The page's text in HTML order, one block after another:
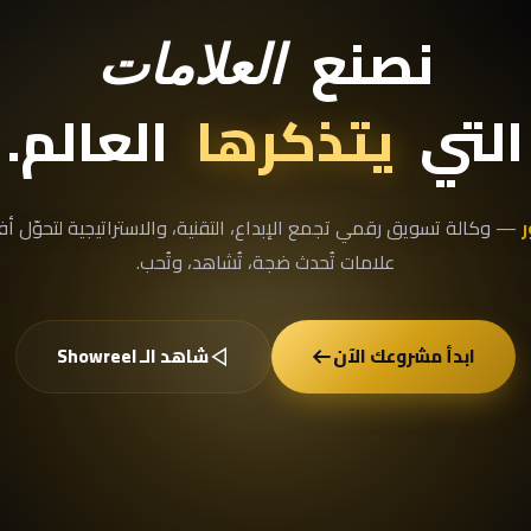
نصنع العلامات
التي يتذكرها العالم.
— وكالة تسويق رقمي تجمع الإبداع، التقنية، والاستراتيجية لتحوّل
علامات تُحدث ضجة، تُشاهد، وتُحب.
ابدأ مشروعك الآن شاهد الـ Showreel